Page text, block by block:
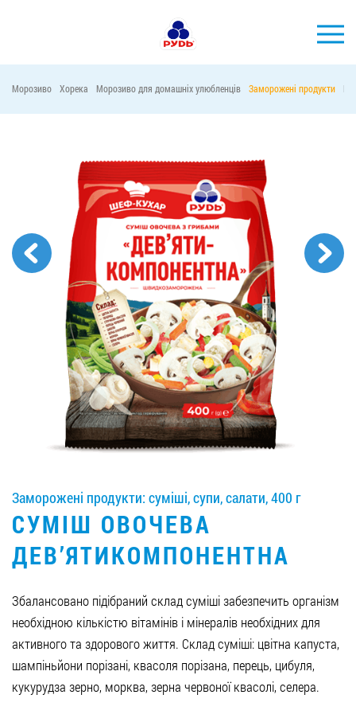
КОМПАНІЯ
СПОЖИВАЧАМ
АКЦІЇ
ПРЕС-ЦЕНТР
ХОРЕКА
Тендерні закупівлі
Контакти
Вакансії
ЗАМОВИТИ ПРОДУКЦІЮ «РУДЬ»:
СТАТИ ПАРТНЕРОМ
0412 48 28 17
0412 42 29 23
Морозиво Хорека Морозиво для домашніх улюбленців Заморожені продукти
Заморожені продукти: суміші, супи, салати, 400 г
СУМІШ ОВОЧЕВА
ДЕВ’ЯТИКОМПОНЕНТНА
Збалансовано підібраний склад суміші забезпечить організм
необхідною кількістю вітамінів і мінералів необхідних для
активного та здорового життя. Склад суміші: цвітна капуста,
шампіньйони порізані, квасоля порізана, перець, цибуля,
кукурудза зерно, морква, зерна червоної квасолі, селера.